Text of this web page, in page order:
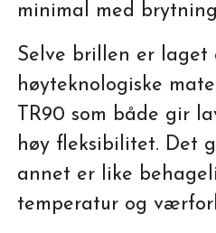
minimal med
Selve brillen er laget
høyteknologiske
TR90 som både gir
høy fleksibilitet. Det
annet er like
temperatur og